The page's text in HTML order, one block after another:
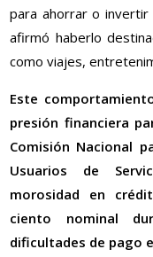
para ahorrar o
afirmó haberlo
como viajes,
Este
presión financiera
Comisión Nacional
Usuarios de
morosidad en
ciento nominal
dificultades de pago